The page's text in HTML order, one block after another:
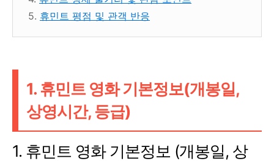
5. 휴민트 평점 및 관객 반응
1. 휴민트 영화 기본정보(개봉일,
상영시간, 등급)
1. 휴민트 영화 기본정보 (개봉일, 상